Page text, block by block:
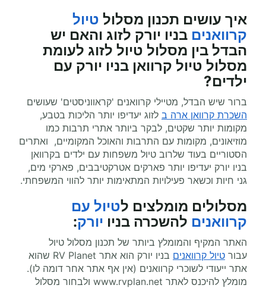
איך עושים תכנון מסלול טיול
קרוואנים בניו יורק לזוג והאם יש
הבדל בין מסלול טיול לזוג לעומת
מסלול טיול קרוואן בניו יורק עם
ילדים?
ברור שיש הבדל, מטיילי קרוואנים 'קראווניסטים' שעושים
השכרת קרוואן ארה ב לזוג יעדיפו יותר הליכות בטבע,
מקומות יותר שקטים, לבקר ביותר אתרי תרבות כמו
מוזיאונים, מקומות עם התרבות והאוכל המקומיים, ואתרים
הסטוריים בעוד שלרוב טיול משפחות עם ילדים בקרוואן
בניו יורק יעדיפו יותר פארקים אטרקטיבבים, פארקי מים,
גני חיות וכשאר פעילויות המתאימות יותר להווי המשפחתי.
מסלולים מומלצים לטיול עם
קרוואנים להשכרה בניו יורק:
האתר המקיף והמומלץ ביותר של תכנון מסלול טיול
עבור טיול קרוואנים בניו יורק הוא אתר RV Planet שהוא
אתר ייעודי לשוכרי קרוואנים (אין אף אתר אחר דומה לו).
מומלץ להיכנס לאתר www.rvplan.net ולבחור מסלול